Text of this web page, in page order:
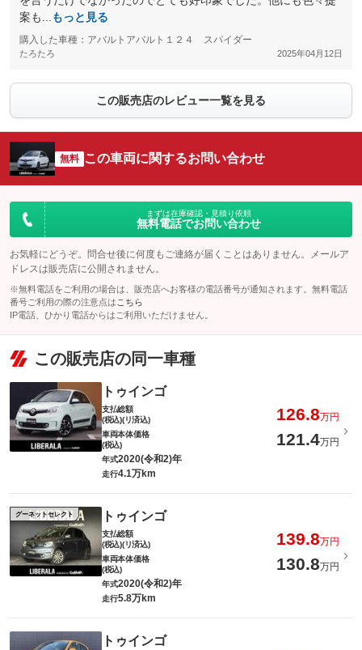
案も...
もっと見る
購入した車種：アバルトアバルト１２４ スパイダー
たろたろ 2025年04月12日
この販売店のレビュー一覧を見る
無料 この車両に関するお問い合わせ
まずは在庫確認・見積り依頼
無料電話でお問い合わせ
お気軽にどうぞ。問合せ後に何度もご連絡が届くことはありません。メールア
ドレスは販売店に公開されません。
※無料電話をご利用の場合は、販売店へお客様の電話番号が通知されます。無料電話
番号ご利用の際の注意点は こちら
IP電話、ひかり電話からはご利用いただけません。
この販売店の同一車種
トゥインゴ
支払総額
(税込)(リ済込)
126.8万円
車両本体価格
(税込)
121.4万円
年式2020(令和2)年
走行4.1万km
グーネットセレクト トゥインゴ
支払総額
(税込)(リ済込)
139.8万円
車両本体価格
(税込)
130.8万円
年式2020(令和2)年
走行5.8万km
トゥインゴ